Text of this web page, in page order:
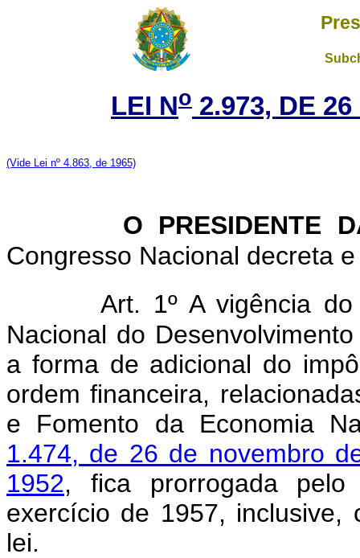
LEI No 2.973, DE
(Vide Lei nº 4.863, de 1965)
O PRESIDENTE
Congresso Nacional decreta
Art. 1º A vigência
Nacional do
a forma de adicional do
ordem financeira,
e Fomento da Economia
1.474, de 26 de novembro
1952, fica prorrogada
exercício de 1957, inclusive,
lei.